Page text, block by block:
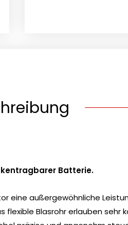
Batterie.
eine außergewöhnliche
Blasrohr erlauben sehr